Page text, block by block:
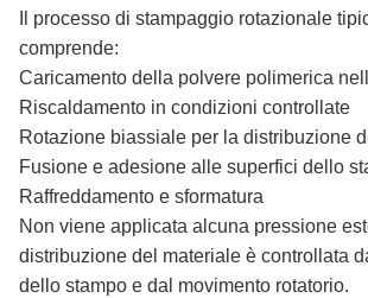
Il processo di stampaggio rotazionale
comprende:
Caricamento della polvere polimerica
Riscaldamento in condizioni controllate
Rotazione biassiale per la distribuzione
Fusione e adesione alle superfici dello
Raffreddamento e sformatura
Non viene applicata alcuna pressione
distribuzione del materiale è controllata
dello stampo e dal movimento rotatorio.